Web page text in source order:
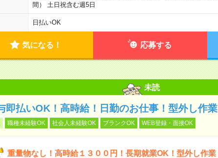
間） 土日祝含む週5日
日払いOK
気になる！ 応募する
未読
即払いOK！高時給！日勤のお仕事！型外し作業
職種未経験OK 社会人未経験OK ブランクOK WEB登録・面接OK
重量物なし！高時給１３００円！長期就業OK！型外し作業